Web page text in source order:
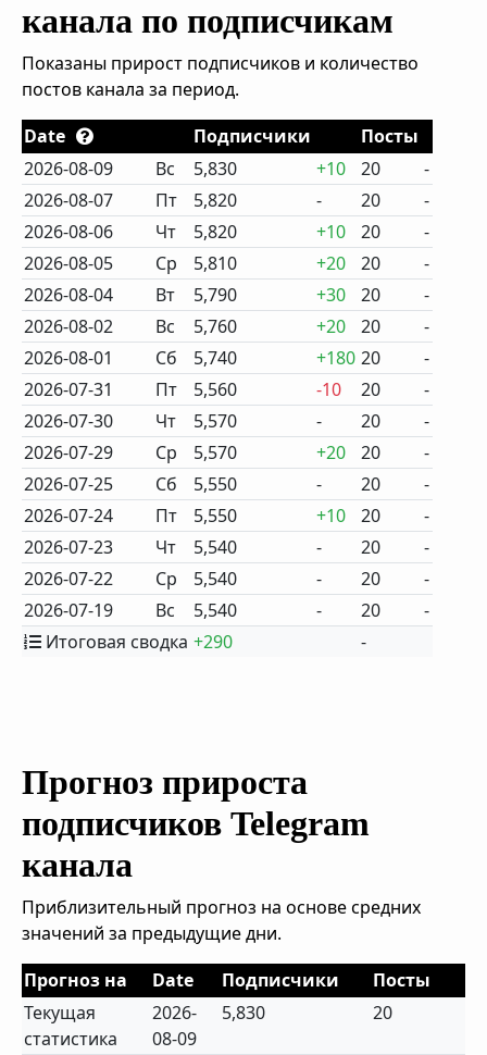
канала по подписчикам
Показаны прирост подписчиков и количество
постов канала за период.
Date
Подписчики
Посты
2026-08-09
Вс 5,830 +10 20
-
2026-08-07
Пт 5,820 - 20
-
2026-08-06
Чт 5,820 +10 20
-
2026-08-05
Ср 5,810 +20 20
-
2026-08-04
Вт 5,790 +30 20
-
2026-08-02
Вс 5,760 +20 20
-
2026-08-01
Сб 5,740 +180 20
-
2026-07-31
Пт 5,560 -10 20
-
2026-07-30
Чт 5,570 - 20
-
2026-07-29
Ср 5,570 +20 20
-
2026-07-25
Сб 5,550 - 20
-
2026-07-24
Пт 5,550 +10 20
-
2026-07-23
Чт 5,540 - 20
-
2026-07-22
Ср 5,540 - 20
-
2026-07-19
Вс 5,540 - 20
-
Итоговая сводка +290 -
Прогноз прироста
подписчиков Telegram
канала
Приблизительный прогноз на основе средних
значений за предыдущие дни.
Прогноз на
Date Подписчики
Посты
Текущая
статистика
2026-
08-09
5,830 20